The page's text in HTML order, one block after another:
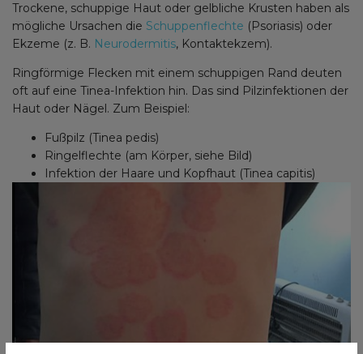
Trockene, schuppige Haut oder gelbliche Krusten haben als
mögliche Ursachen die Schuppenflechte (Psoriasis) oder
Ekzeme (z. B. Neurodermitis, Kontaktekzem).
Ringförmige Flecken mit einem schuppigen Rand deuten
oft auf eine Tinea-Infektion hin. Das sind Pilzinfektionen der
Haut oder Nägel. Zum Beispiel:
Fußpilz (Tinea pedis)
Ringelflechte (am Körper, siehe Bild)
Infektion der Haare und Kopfhaut (Tinea capitis)